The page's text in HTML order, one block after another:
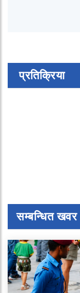
प्रतिक्रिया
सम्बन्धित खवर